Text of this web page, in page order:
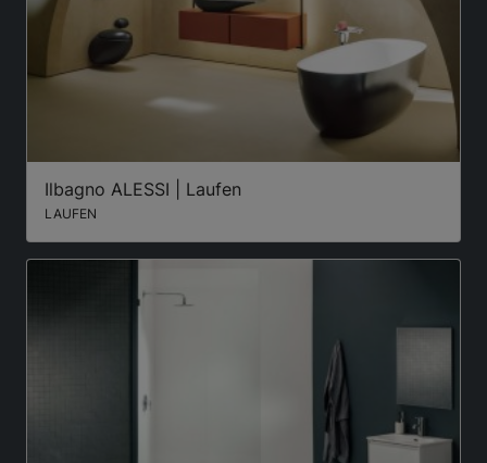
Ilbagno ALESSI | Laufen
LAUFEN